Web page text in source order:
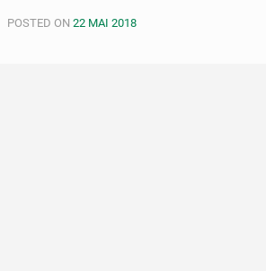
a
POSTED ON 22 MAI 2018